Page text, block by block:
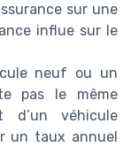
sur une
influe sur le
neuf ou un
pas le même
d’un véhicule
un taux annuel